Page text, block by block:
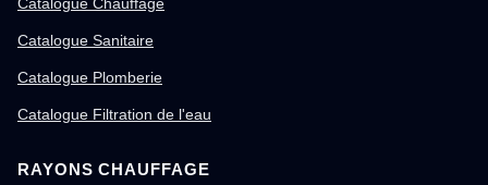
Catalogue Sanitaire
Catalogue Plomberie
Catalogue Filtration de l'eau
RAYONS CHAUFFAGE